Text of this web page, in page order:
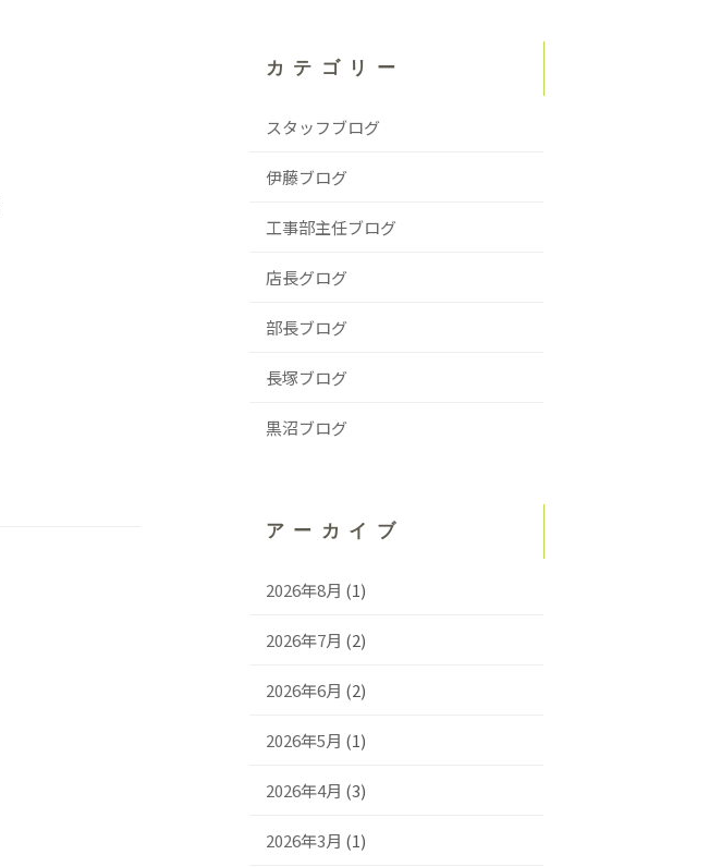
カテゴリー
スタッフブログ
伊藤ブログ
工事部主任ブログ
店長グログ
部長ブログ
長塚ブログ
黒沼ブログ
アーカイブ
2026年8月 (1)
2026年7月 (2)
2026年6月 (2)
2026年5月 (1)
2026年4月 (3)
2026年3月 (1)